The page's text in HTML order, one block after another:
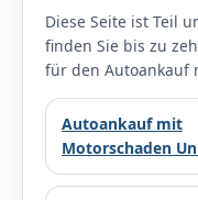
Diese Seite ist Teil
finden Sie bis zu
für den Autoankauf
Autoankauf mit
Motorschaden